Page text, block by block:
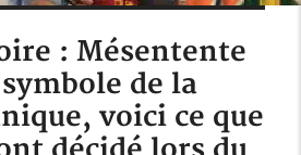
: Mésentente
de la
voici ce que